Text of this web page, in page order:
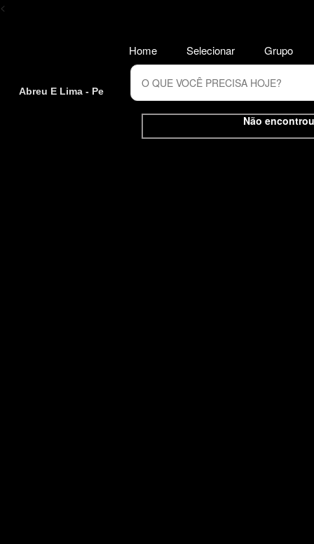
<
Abreu E Lima - Pe
Não
Home Selecionar Grupo